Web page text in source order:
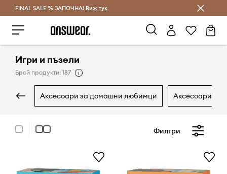
Спестявай с Answear Club
FINAL SALE % ЗАПОЧНА! Виж тук
Игри и пъзели
Брой продукти: 187
аксесоари за домашни любимци аксесоари за
Филтри